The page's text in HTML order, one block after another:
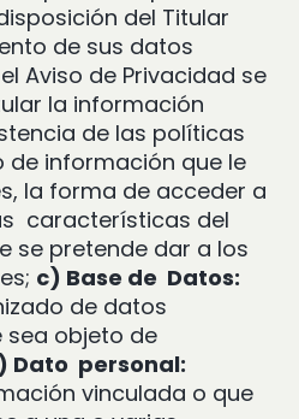
del Titular
de sus datos
el Aviso de Privacidad se
la información
de las políticas
información que le
la forma de acceder a
características del
se pretende dar a los
c) Base de Datos:
de datos
sea objeto de
Dato personal:
vinculada o que